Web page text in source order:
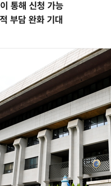
통해 신청 가능
부담 완화 기대